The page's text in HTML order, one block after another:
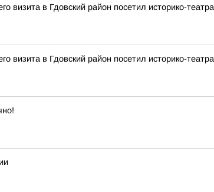
визита в Гдовский район посетил историко-
визита в Гдовский район посетил историко-